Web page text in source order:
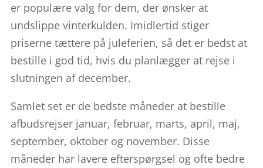
er populære valg for dem, der ønsker at
undslippe vinterkulden. Imidlertid stiger
priserne tættere på juleferien, så det er bedst at
bestille i god tid, hvis du planlægger at rejse i
slutningen af december.
Samlet set er de bedste måneder at bestille
afbudsrejser januar, februar, marts, april, maj,
september, oktober og november. Disse
måneder har lavere efterspørgsel og ofte bedre